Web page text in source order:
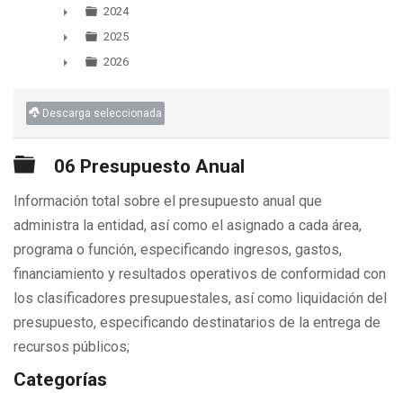
►
►
2024
►
2025
2026
Descarga seleccionada
Carpeta
06 Presupuesto Anual
Información total sobre el presupuesto anual que
administra la entidad, así como el asignado a cada área,
programa o función, especificando ingresos, gastos,
financiamiento y resultados operativos de conformidad con
los clasificadores presupuestales, así como liquidación del
presupuesto, especificando destinatarios de la entrega de
recursos públicos;
Categorías